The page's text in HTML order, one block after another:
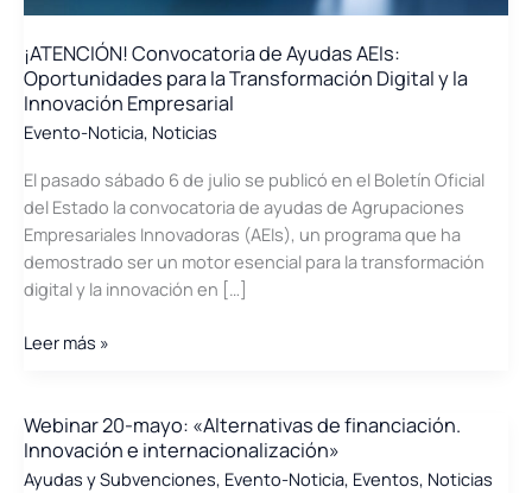
¡ATENCIÓN! Convocatoria de Ayudas AEIs:
Oportunidades para la Transformación Digital y la
Innovación Empresarial
Evento-Noticia, Noticias
El pasado sábado 6 de julio se publicó en el Boletín Oficial
del Estado la convocatoria de ayudas de Agrupaciones
Empresariales Innovadoras (AEIs), un programa que ha
demostrado ser un motor esencial para la transformación
digital y la innovación en […]
¡ATENCIÓN!
Ayudas
AEIs:
Oportunidades
Leer más »
Webinar 20-mayo: «Alternativas de financiación.
Innovación e internacionalización»
Ayudas y Subvenciones, Evento-Noticia, Eventos, Noticias